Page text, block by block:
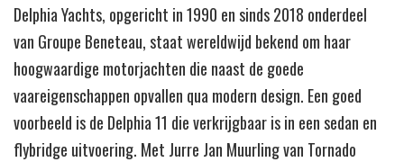
Delphia Yachts, opgericht in 1990 en sinds 2018 onderdeel
van Groupe Beneteau, staat wereldwijd bekend om haar
hoogwaardige motorjachten die naast de goede
vaareigenschappen opvallen qua modern design. Een goed
voorbeeld is de Delphia 11 die verkrijgbaar is in een sedan en
flybridge uitvoering. Met Jurre Jan Muurling van Tornado